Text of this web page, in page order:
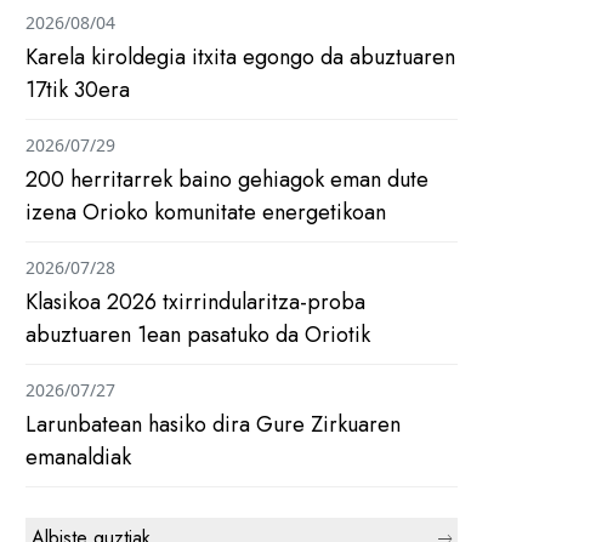
Karela kiroldegia itxita egongo da abuztuaren
17tik 30era
2026/08/04
200 herritarrek baino gehiagok eman dute
izena Orioko komunitate energetikoan
2026/07/29
Klasikoa 2026 txirrindularitza-proba
abuztuaren 1ean pasatuko da Oriotik
2026/07/28
Larunbatean hasiko dira Gure Zirkuaren
emanaldiak
2026/07/27